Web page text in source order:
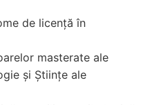
de licență în
masterate ale
și Științe ale